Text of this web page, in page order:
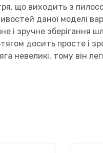
що виходить з
даної моделі
і зручне зберігання
досить просте і
невеликі, тому він